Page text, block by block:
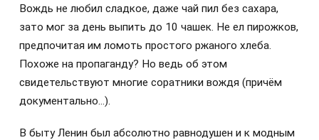
Вождь не любил сладкое, даже чай пил без сахара,
зато мог за день выпить до 10 чашек. Не ел пирожков,
предпочитая им ломоть простого ржаного хлеба.
Похоже на пропаганду? Но ведь об этом
свидетельствуют многие соратники вождя (причём
документально…).
В быту Ленин был абсолютно равнодушен и к модным